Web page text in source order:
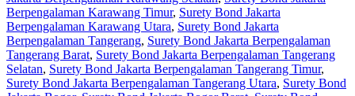
Berpengalaman Karawang Timur, Surety Bond Jakarta
Berpengalaman Karawang Utara, Surety Bond Jakarta
Berpengalaman Tangerang, Surety Bond Jakarta Berpengalaman
Tangerang Barat, Surety Bond Jakarta Berpengalaman Tangerang
Selatan, Surety Bond Jakarta Berpengalaman Tangerang Timur,
Surety Bond Jakarta Berpengalaman Tangerang Utara, Surety Bond